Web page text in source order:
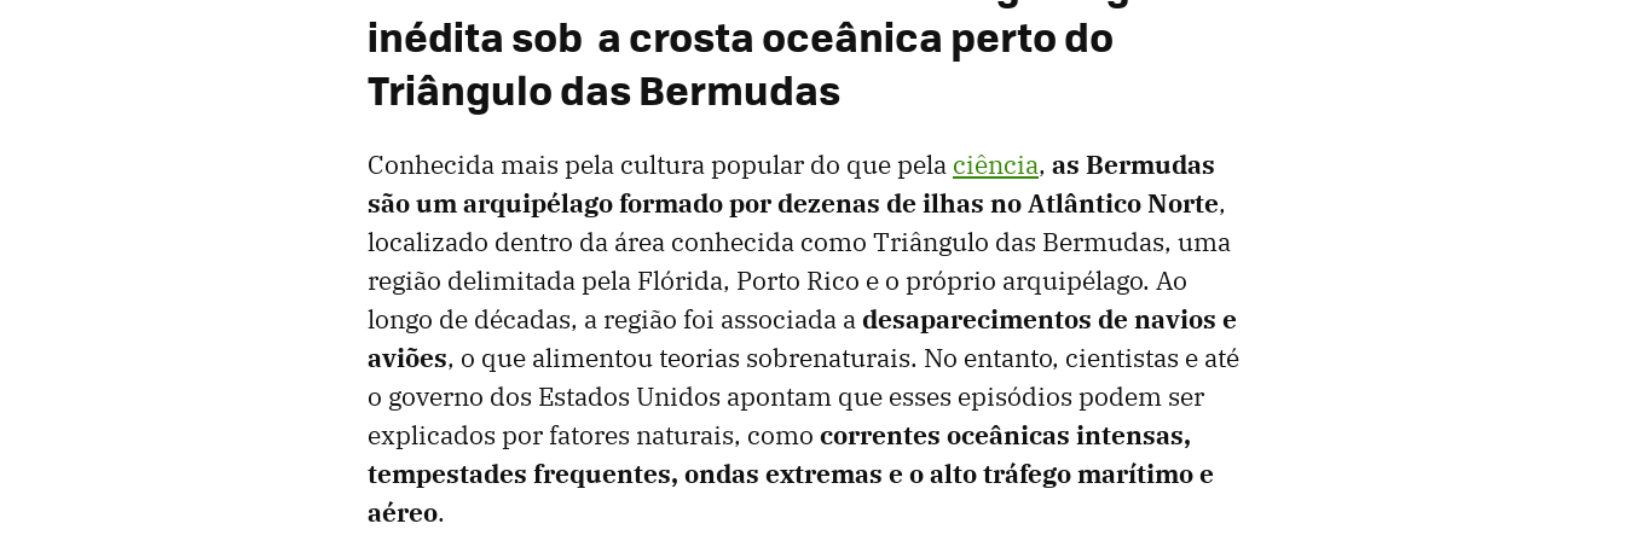
inédita sob a crosta oceânica perto do
Triângulo das Bermudas
Conhecida mais pela cultura popular do que pela ciência, as Bermudas
são um arquipélago formado por dezenas de ilhas no Atlântico Norte,
localizado dentro da área conhecida como Triângulo das Bermudas, uma
região delimitada pela Flórida, Porto Rico e o próprio arquipélago. Ao
longo de décadas, a região foi associada adesaparecimentos de navios e
aviões, o que alimentou teorias sobrenaturais. No entanto, cientistas e até
o governo dos Estados Unidos apontam que esses episódios podem ser
explicados por fatores naturais, como correntes oceânicas intensas,
tempestades frequentes, ondas extremas e o alto tráfego marítimo e
aéreo.